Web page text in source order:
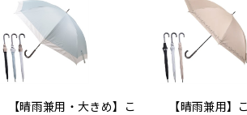
【晴雨兼用・大きめ】こ
【晴雨兼用】